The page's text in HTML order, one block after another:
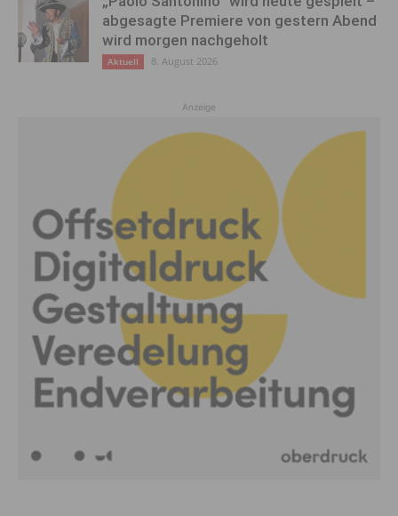
abgesagte Premiere von gestern Abend
wird morgen nachgeholt
Aktuell 8. August 2026
Anzeige